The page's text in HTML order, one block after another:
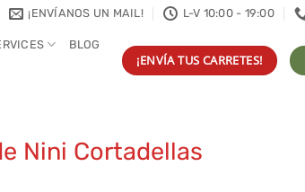
¡ENVÍANOS UN MAIL! L-V 10:00 - 19:00
BLOG
¡ENVÍA TUS CARRETES!
Nini Cortadellas